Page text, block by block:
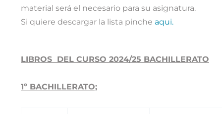
material será el necesario para su asignatura.
Si quiere descargar la lista pinche aqui.
LIBROS DEL CURSO 2024/25 BACHILLERATO
1º BACHILLERATO;